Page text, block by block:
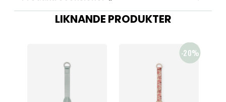
LIKNANDE PRODUKTER